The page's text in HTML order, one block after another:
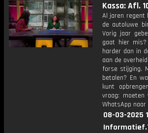
Kassa: Afl.
Al jaren regent
de autoluwe
Vorig jaar
gaat hier
harder dan in
aan de
forse stijging.
betalen? En
kunt
vraag: moeten
WhatsApp
08-03-2025